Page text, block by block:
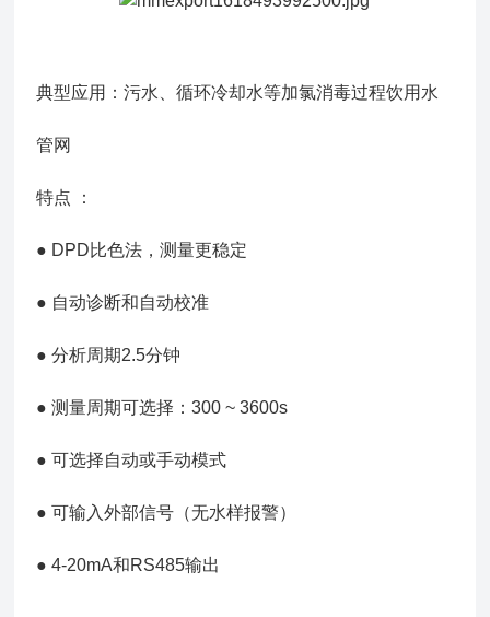
典型应用：污水、循环冷却水等加氯消毒过程饮用水
管网
特点 ：
● DPD比色法，测量更稳定
● 自动诊断和自动校准
● 分析周期2.5分钟
● 测量周期可选择：300 ~ 3600s
● 可选择自动或手动模式
● 可输入外部信号（无水样报警）
● 4-20mA和RS485输出